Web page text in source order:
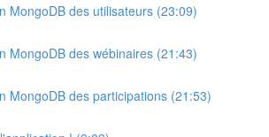
MongoDB des utilisateurs (23:09)
MongoDB des wébinaires (21:43)
MongoDB des participations (21:53)